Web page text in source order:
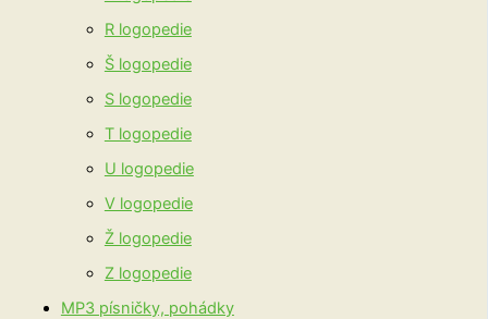
R logopedie
Š logopedie
S logopedie
T logopedie
U logopedie
V logopedie
Ž logopedie
Z logopedie
MP3 písničky, pohádky